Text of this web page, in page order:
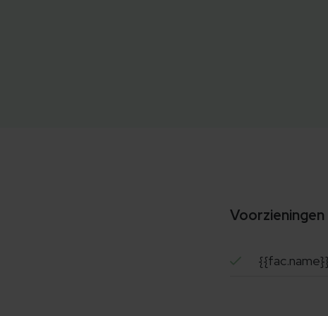
Voorzieningen